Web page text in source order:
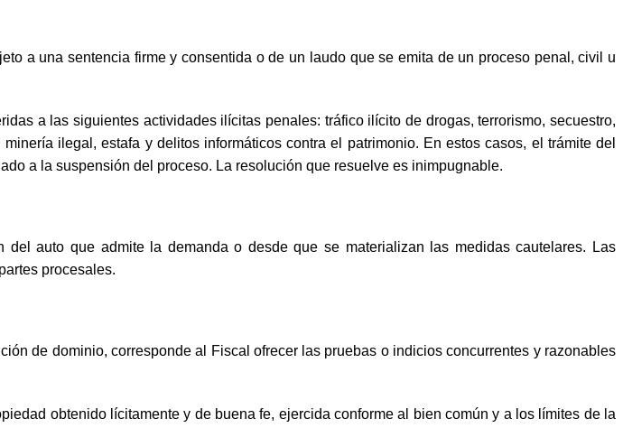
a una sentencia firme y consentida o de un laudo que se emita de un proceso penal, civil u
a las siguientes actividades ilícitas penales: tráfico ilícito de drogas, terrorismo, secuestro,
ilegal, estafa y delitos informáticos contra el patrimonio. En estos casos, el trámite del
a la suspensión del proceso. La resolución que resuelve es inimpugnable.
auto que admite la demanda o desde que se materializan las medidas cautelares. Las
procesales.
de dominio, corresponde al Fiscal ofrecer las pruebas o indicios concurrentes y razonables
obtenido lícitamente y de buena fe, ejercida conforme al bien común y a los límites de la